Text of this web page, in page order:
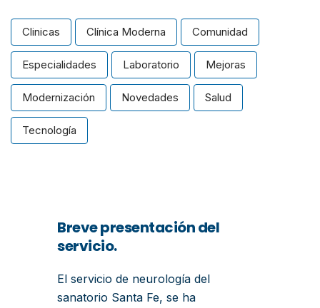
Clinicas Clínica Moderna Comunidad
Especialidades Laboratorio Mejoras
Modernización Novedades Salud
Tecnología
Breve presentación del
servicio.
El servicio de neurología del
sanatorio Santa Fe, se ha